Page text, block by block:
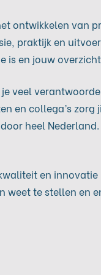
ontwikkelen
praktijk en
en jouw
veel
en collega’s
heel
en
te stellen en